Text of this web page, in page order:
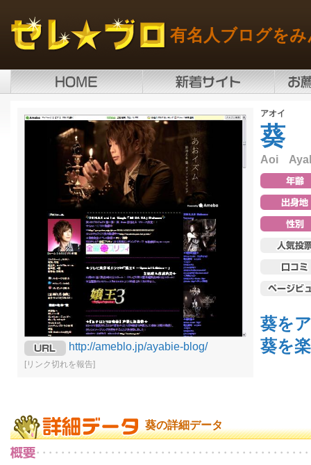
有名人ブログを
http://ameblo.jp/ayabie-blog/
[リンク切れを報告]
アオイ
葵
Aoi
葵を
葵を
葵の詳細データ